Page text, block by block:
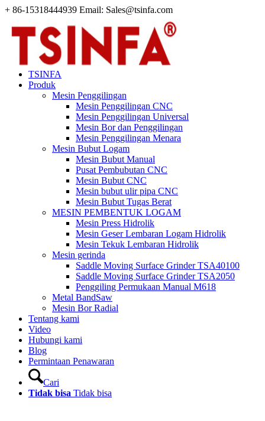
+ 86-15318444939 Email: Sales@tsinfa.com
TSINFA
Produk
Mesin Penggilingan
Mesin Penggilingan CNC
Mesin Penggilingan Universal
Mesin Bor dan Penggilingan
Mesin Penggilingan Menara
Mesin Bubut Logam
Mesin Bubut Manual
Pusat Pembubutan CNC
Mesin Bubut CNC
Mesin bubut ulir pipa CNC
Mesin Bubut Tugas Berat
MESIN PEMBENTUK LOGAM
Mesin Press Hidrolik
Mesin Geser Lembaran Logam Hidrolik
Mesin Tekuk Lembaran Hidrolik
Mesin gerinda
Saddle Moving Surface Grinder TSA40100
Saddle Moving Surface Grinder TSA2050
Penggiling Permukaan Manual M618
Metal BandSaw
Mesin Bor Radial
Tentang kami
Video
Hubungi kami
Blog
Permintaan Penawaran
Cari
Tidak bisa Tidak bisa